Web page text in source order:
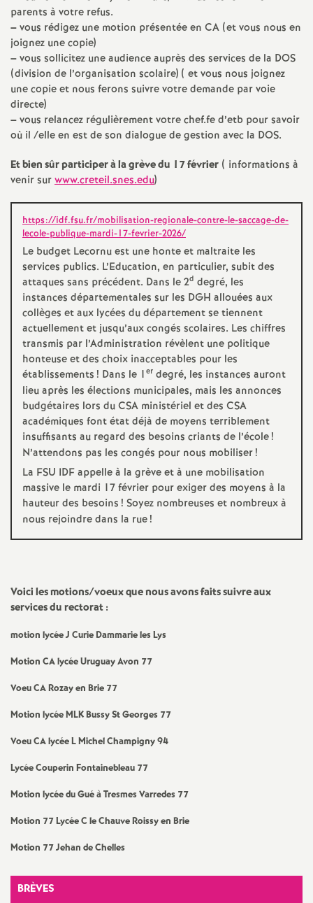
parents à votre refus.
–vous rédigez une motion présentée en CA (et vous nous en
joignez une copie)
–vous sollicitez une audience auprès des services de la DOS
(division de l’organisation scolaire) ( et vous nous joignez
une copie et nous ferons suivre votre demande par voie
directe)
–vous relancez régulièrement votre chef.fe d’etb pour savoir
où il /elle en est de son dialogue de gestion avec la DOS.
Et bien sûr participer à la grève du 17 février ( informations à
venir surwww.creteil.snes.edu)
https://idf.fsu.fr/mobilisation-regionale-contre-le-saccage-de-
lecole-publique-mardi-17-fevrier-2026/
Le budget Lecornu est une honte et maltraite les
services publics. L’Education, en particulier, subit des
attaques sans précédent. Dans le 2d degré, les
instances départementales sur les DGH allouées aux
collèges et aux lycées du département se tiennent
actuellement et jusqu’aux congés scolaires. Les chiffres
transmis par l’Administration révèlent une politique
honteuse et des choix inacceptables pour les
établissements ! Dans le 1er degré, les instances auront
lieu après les élections municipales, mais les annonces
budgétaires lors duCSA ministériel et des CSA
académiques font état déjà de moyens terriblement
insuffisants au regard des besoins criants de l’école!
N’attendons pas les congés pour nous mobiliser!
La FSU IDFappelle à la grève et à une mobilisation
massive le mardi 17 février pour exiger des moyens à la
hauteur des besoins ! Soyez nombreuses et nombreux à
nous rejoindre dans la rue!
Voici les motions/voeux que nous avons faits suivre aux
services du rectorat :
motion lycée J Curie Dammarie les Lys
Motion CAlycée Uruguay Avon 77
VoeuCARozay en Brie 77
Motion lycéeMLKBussy St Georges 77
VoeuCAlycée L Michel Champigny 94
Lycée Couperin Fontainebleau 77
Motion lycée du Gué à Tresmes Varredes 77
Motion 77 Lycée C le Chauve Roissy en Brie
Motion 77 Jehan de Chelles
BRÈVES